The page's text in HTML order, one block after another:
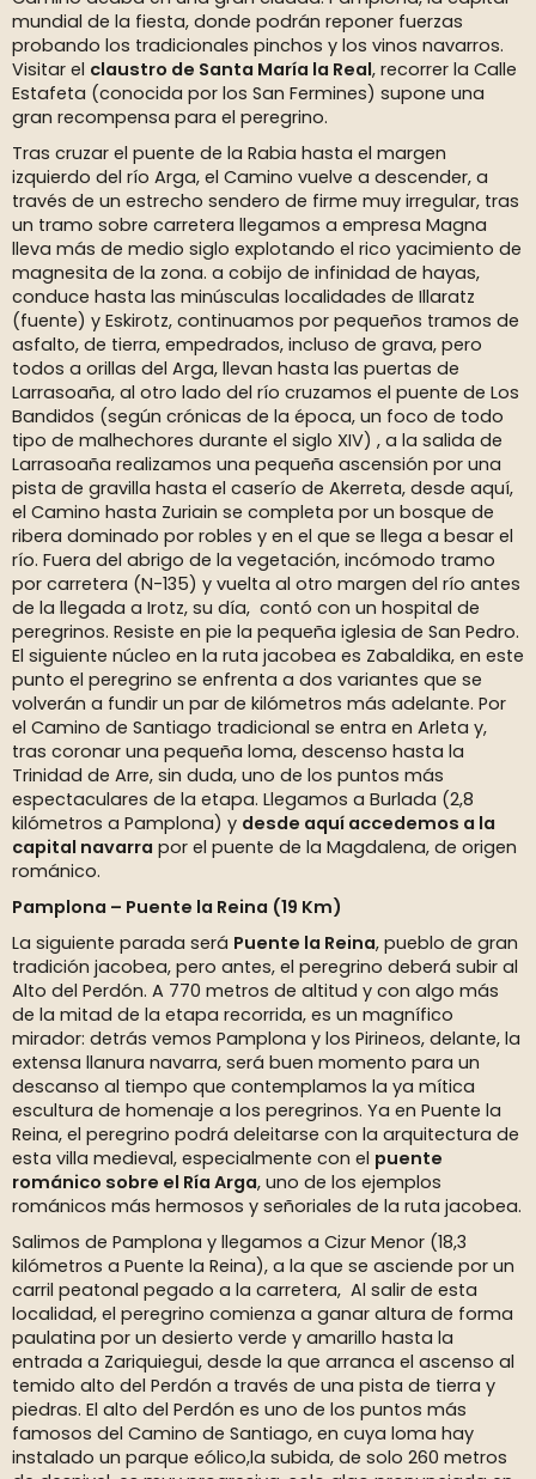
mundial de la fiesta, donde podrán reponer fuerzas
probando los tradicionales pinchos y los vinos navarros.
Visitar el claustro de Santa María la Real, recorrer la Calle
Estafeta (conocida por los San Fermines) supone una
gran recompensa para el peregrino.
Tras cruzar el puente de la Rabia hasta el margen
izquierdo del río Arga, el Camino vuelve a descender, a
través de un estrecho sendero de firme muy irregular, tras
un tramo sobre carretera llegamos a empresa Magna
lleva más de medio siglo explotando el rico yacimiento de
magnesita de la zona. a cobijo de infinidad de hayas,
conduce hasta las minúsculas localidades de Illaratz
(fuente) y Eskirotz, continuamos por pequeños tramos de
asfalto, de tierra, empedrados, incluso de grava, pero
todos a orillas del Arga, llevan hasta las puertas de
Larrasoaña, al otro lado del río cruzamos el puente de Los
Bandidos (según crónicas de la época, un foco de todo
tipo de malhechores durante el siglo XIV) , a la salida de
Larrasoaña realizamos una pequeña ascensión por una
pista de gravilla hasta el caserío de Akerreta, desde aquí,
el Camino hasta Zuriain se completa por un bosque de
ribera dominado por robles y en el que se llega a besar el
río. Fuera del abrigo de la vegetación, incómodo tramo
por carretera (N-135) y vuelta al otro margen del río antes
de la llegada a Irotz, su día, contó con un hospital de
peregrinos. Resiste en pie la pequeña iglesia de San Pedro.
El siguiente núcleo en la ruta jacobea es Zabaldika, en este
punto el peregrino se enfrenta a dos variantes que se
volverán a fundir un par de kilómetros más adelante. Por
el Camino de Santiago tradicional se entra en Arleta y,
tras coronar una pequeña loma, descenso hasta la
Trinidad de Arre, sin duda, uno de los puntos más
espectaculares de la etapa. Llegamos a Burlada (2,8
kilómetros a Pamplona) y desde aquí accedemos a la
capital navarra por el puente de la Magdalena, de origen
románico.
Pamplona – Puente la Reina (19 Km)
La siguiente parada será Puente la Reina, pueblo de gran
tradición jacobea, pero antes, el peregrino deberá subir al
Alto del Perdón. A 770 metros de altitud y con algo más
de la mitad de la etapa recorrida, es un magnífico
mirador: detrás vemos Pamplona y los Pirineos, delante, la
extensa llanura navarra, será buen momento para un
descanso al tiempo que contemplamos la ya mítica
escultura de homenaje a los peregrinos. Ya en Puente la
Reina, el peregrino podrá deleitarse con la arquitectura de
esta villa medieval, especialmente con el puente
románico sobre el Ría Arga, uno de los ejemplos
románicos más hermosos y señoriales de la ruta jacobea.
Salimos de Pamplona y llegamos a Cizur Menor (18,3
kilómetros a Puente la Reina), a la que se asciende por un
carril peatonal pegado a la carretera, Al salir de esta
localidad, el peregrino comienza a ganar altura de forma
paulatina por un desierto verde y amarillo hasta la
entrada a Zariquiegui, desde la que arranca el ascenso al
temido alto del Perdón a través de una pista de tierra y
piedras. El alto del Perdón es uno de los puntos más
famosos del Camino de Santiago, en cuya loma hay
instalado un parque eólico,la subida, de solo 260 metros